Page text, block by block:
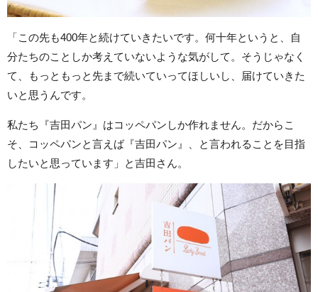
「この先も400年と続けていきたいです。何十年というと、自
分たちのことしか考えていないような気がして。そうじゃなく
て、もっともっと先まで続いていってほしいし、届けていきた
いと思うんです。
私たち『吉田パン』はコッペパンしか作れません。だからこ
そ、コッペパンと言えば『吉田パン』、と言われることを目指
したいと思っています」と吉田さん。